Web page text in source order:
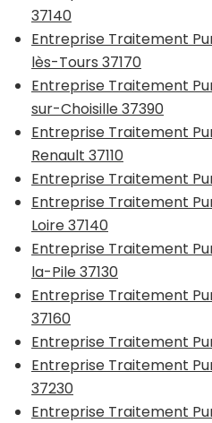
37140
Entreprise Traitement
lès-Tours 37170
Entreprise Traitement
sur-Choisille 37390
Entreprise Traitement
Renault 37110
Entreprise Traitement
Entreprise Traitement
Loire 37140
Entreprise Traitement
la-Pile 37130
Entreprise Traitement
37160
Entreprise Traitement
Entreprise Traitement
37230
Entreprise Traitement